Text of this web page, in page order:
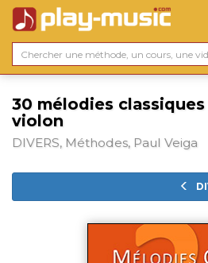
30 mélodies
violon
DIVERS, Méthodes, Paul Veiga